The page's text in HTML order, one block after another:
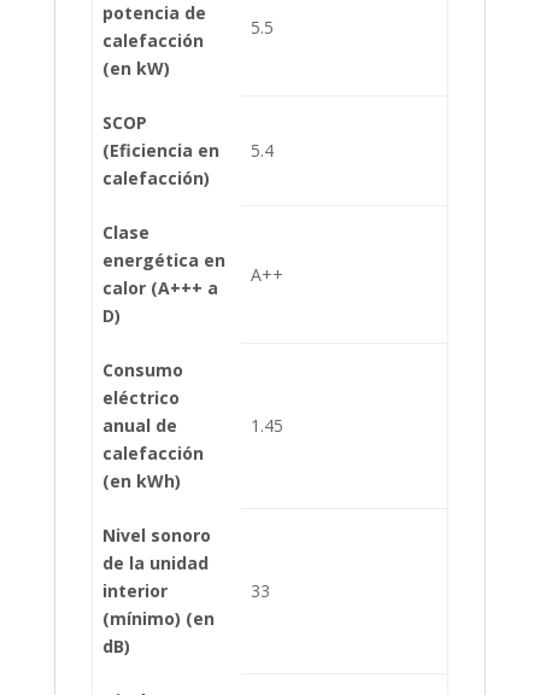
potencia de
calefacción
(en kW)
5.5
SCOP
(Eficiencia en
calefacción)
5.4
Clase
energética en
calor (A+++ a
D)
A++
Consumo
eléctrico
anual de
calefacción
(en kWh)
1.45
Nivel sonoro
de la unidad
interior
(mínimo) (en
dB)
33